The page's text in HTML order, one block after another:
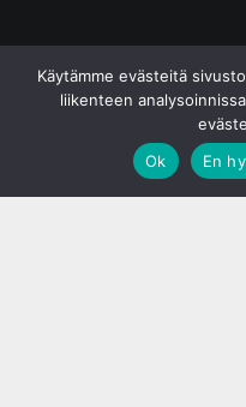
Käytämme evästeitä
liikenteen
Ok
En